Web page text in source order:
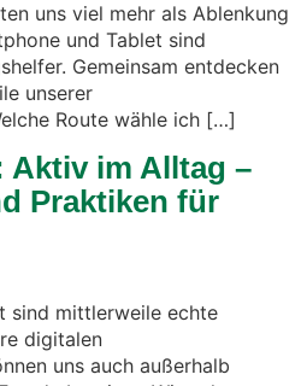
uns viel mehr als Ablenkung
und Tablet sind
Gemeinsam entdecken
unserer
Route wähle ich […]
Aktiv im Alltag –
Praktiken für
sind mittlerweile echte
digitalen
uns auch außerhalb